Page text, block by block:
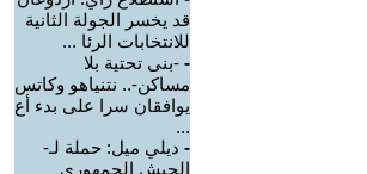
قد يخسر الجولة الثانية
للانتخابات الرئا ...
- -بنى تحتية بلا
مساكن-.. نتنياهو وكاتس
يوافقان سرا على بدء أع
...
- ديلي ميل: حملة لـ-
الجيش الجمهوري